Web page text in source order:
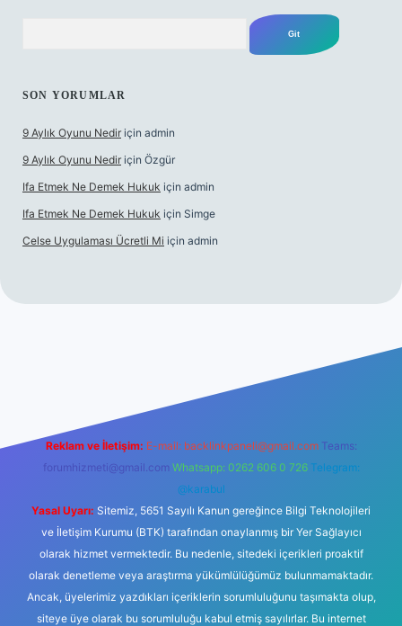
SON YORUMLAR
9 Aylık Oyunu Nedir için admin
9 Aylık Oyunu Nedir için Özgür
Ifa Etmek Ne Demek Hukuk için admin
Ifa Etmek Ne Demek Hukuk için Simge
Celse Uygulaması Ücretli Mi için admin
Reklam ve İletişim: E-mail: backlinkpaneli@gmail.com Teams:
forumhizmeti@gmail.com Whatsapp: 0262 606 0 726 Telegram:
@karabul
Yasal Uyarı: Sitemiz, 5651 Sayılı Kanun gereğince Bilgi Teknolojileri
ve İletişim Kurumu (BTK) tarafından onaylanmış bir Yer Sağlayıcı
olarak hizmet vermektedir. Bu nedenle, sitedeki içerikleri proaktif
olarak denetleme veya araştırma yükümlülüğümüz bulunmamaktadır.
Ancak, üyelerimiz yazdıkları içeriklerin sorumluluğunu taşımakta olup,
siteye üye olarak bu sorumluluğu kabul etmiş sayılırlar. Bu internet